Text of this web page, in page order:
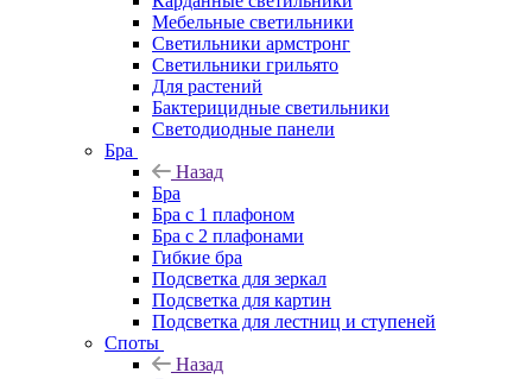
Мебельные светильники
Светильники армстронг
Светильники грильято
Для растений
Бактерицидные светильники
Светодиодные панели
Бра
Назад
Бра
Бра с 1 плафоном
Бра с 2 плафонами
Гибкие бра
Подсветка для зеркал
Подсветка для картин
Подсветка для лестниц и ступеней
Споты
Назад